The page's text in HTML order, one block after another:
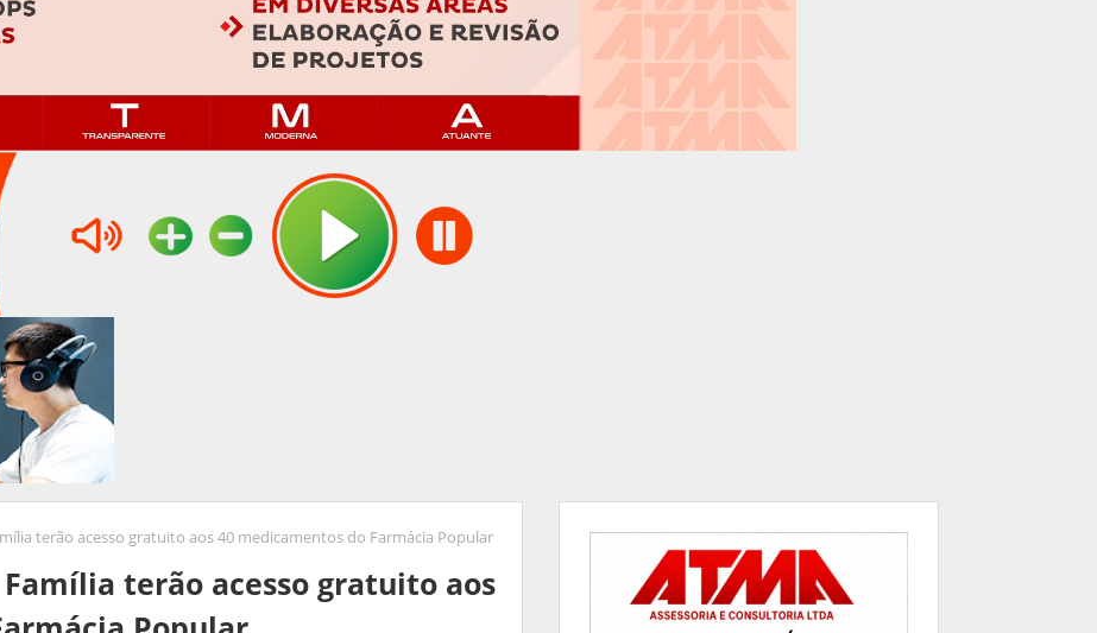
terão acesso gratuito aos 40 medicamentos do Farmácia Popular
terão acesso gratuito aos